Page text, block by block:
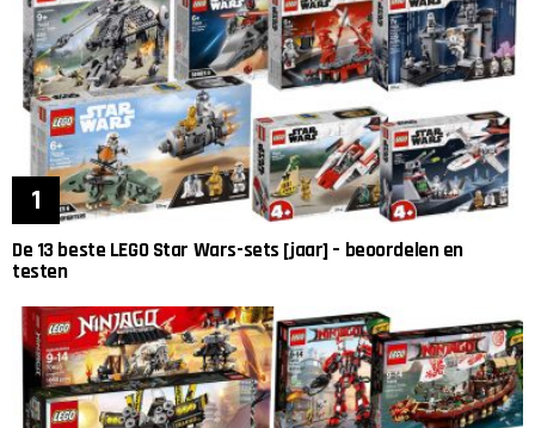
De 13 beste LEGO Star Wars-sets [jaar] – beoordelen en
testen